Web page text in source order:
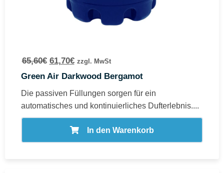
65,60€ 61,70€ zzgl. MwSt
Green Air Darkwood Bergamot
Die passiven Füllungen sorgen für ein
automatisches und kontinuierliches Dufterlebnis....
In den Warenkorb